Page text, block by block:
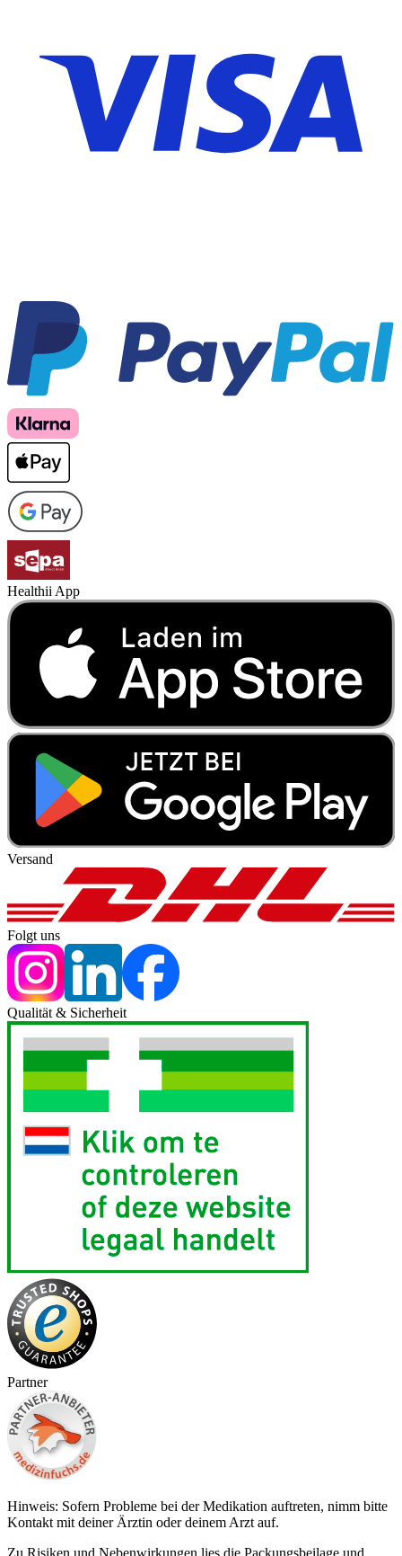
Healthii App
Versand
Folgt uns
Qualität & Sicherheit
Partner
Hinweis: Sofern Probleme bei der Medikation auftreten, nimm bitte
Kontakt mit deiner Ärztin oder deinem Arzt auf.
Zu Risiken und Nebenwirkungen lies die Packungsbeilage und